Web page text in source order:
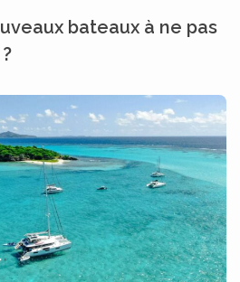
bateaux à ne pas